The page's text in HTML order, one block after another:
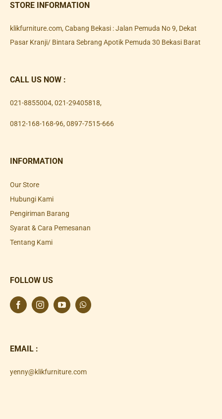
STORE INFORMATION
klikfurniture.com, Cabang Bekasi : Jalan Pemuda No 9, Dekat
Pasar Kranji/ Bintara Sebrang Apotik Pemuda 30 Bekasi Barat
CALL US NOW :
021-8855004, 021-29405818,
0812-168-168-96, 0897-7515-666
INFORMATION
Our Store
Hubungi Kami
Pengiriman Barang
Syarat & Cara Pemesanan
Tentang Kami
FOLLOW US
EMAIL :
yenny@klikfurniture.com